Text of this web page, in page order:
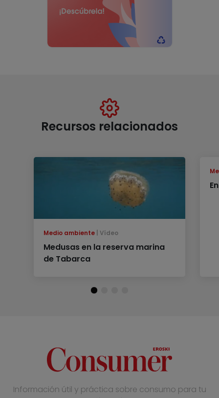
Recursos relacionados
Medio ambiente Vídeo
Medusas en la reserva marina
de Tabarca
Información útil y práctica sobre consumo para tu